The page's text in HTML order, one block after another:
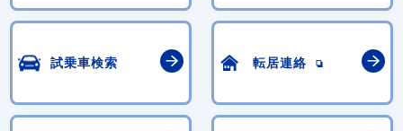
試乗車検索 転居連絡